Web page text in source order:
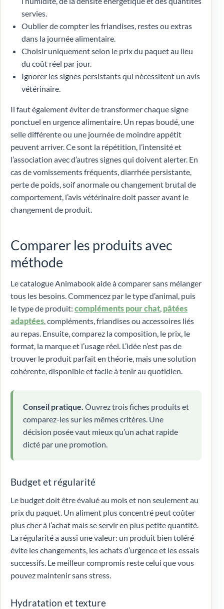
servies.
Oublier de compter les friandises, restes ou extras
dans la journée alimentaire.
Choisir uniquement selon le prix du paquet au lieu
du coût réel par jour.
Ignorer les signes persistants qui nécessitent un avis
vétérinaire.
Il faut également éviter de transformer chaque signe
ponctuel en urgence alimentaire. Un repas boudé, une
selle différente ou une journée de moindre appétit
peuvent arriver. Ce sont la répétition, l’intensité et
l’association avec d’autres signes qui doivent alerter. En
cas de vomissements fréquents, diarrhée persistante,
perte de poids, soif anormale ou changement brutal de
comportement, l’avis vétérinaire doit passer avant le
changement de produit.
Comparer les produits avec
méthode
Le catalogue Animabook aide à comparer sans mélanger
tous les besoins. Commencez par le type d’animal, puis
le type de produit: compléments pour chat, pâtées
adaptées, compléments, friandises ou accessoires liés
au repas. Ensuite, comparez la composition, le prix, le
format, la marque et l’usage réel. L’idée n’est pas de
trouver le produit parfait en théorie, mais une solution
cohérente, disponible et facile à tenir au quotidien.
Conseil pratique. Ouvrez trois fiches produits et
comparez-les sur les mêmes critères. Une
décision posée vaut mieux qu’un achat rapide
dicté par une promotion.
Budget et régularité
Le budget doit être évalué au mois et non seulement au
prix du paquet. Un aliment plus concentré peut coûter
plus cher à l’achat mais se servir en plus petite quantité.
La régularité a aussi une valeur: un produit bien toléré
évite les changements, les achats d’urgence et les essais
successifs. Le meilleur compromis reste celui que vous
pouvez maintenir sans stress.
Hydratation et texture